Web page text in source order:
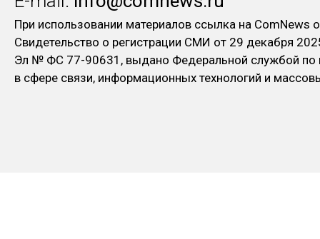
При использовании материалов ссылка на ComNews
Свидетельство о регистрации СМИ от 29 декабря
Эл № ФC 77-90631, выдано Федеральной службой по
в сфере связи, информационных технологий и